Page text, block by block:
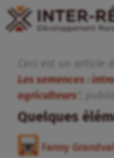
Les semences :
agriculteurs
Quelques
Fanny Grandval